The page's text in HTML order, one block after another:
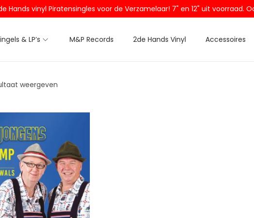
Hands vinyl Piratensingles voor de Verzamelaar! 7" en 12" uit voorraad.
& LP’s M&P Records 2de Hands Vinyl Accessoires
weergeven